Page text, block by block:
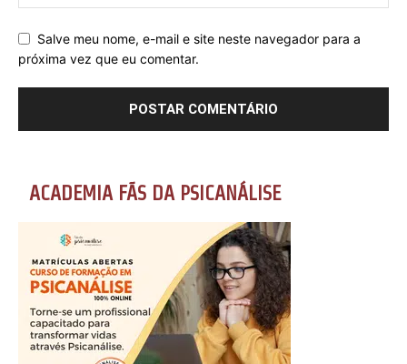
Salve meu nome, e-mail e site neste navegador para a
próxima vez que eu comentar.
ACADEMIA FÃS DA PSICANÁLISE